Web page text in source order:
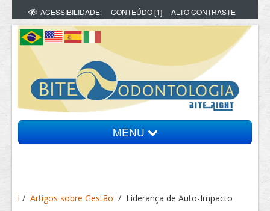
ACESSIBILIDADE: CONTEÚDO [1] ALTO CONTRASTE
MENU
Vídeos
l / Artigos sobre Gestão / Liderança de Auto-Impacto